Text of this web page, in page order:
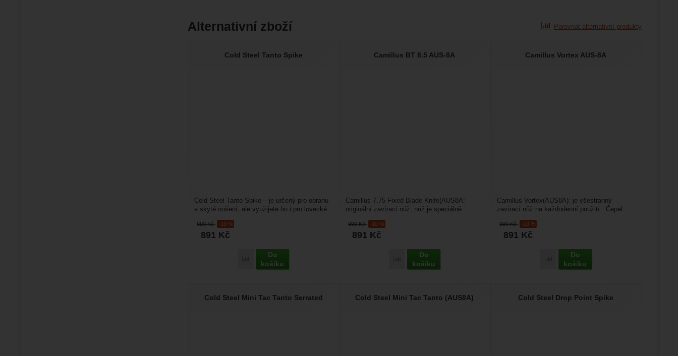
Alternativní zboží Porovnat alternativní produkty
Cold Steel Tanto Spike
990Kč -10 %
891 Kč
Porovnat
Do
košíku
Cold Steel Tanto Spike – je určený pro obranu
a skyté nošení, ale využijete ho i pro lovecké
Camillus BT 8.5 AUS-8A
990Kč -10 %
891 Kč
Porovnat
Do
košíku
Camillus 7.75 Fixed Blade Knife(AUS8A:
originální zavírací nůž, nůž je speciálně
Camillus Vortex AUS-8A
990Kč -10 %
891 Kč
Porovnat
Do
košíku
Camillus Vortex(AUS8A): je všestranný
zavírací nůž na každodenní použití. Čepel
Cold Steel Mini Tac Tanto Serrated Cold Steel Mini Tac Tanto (AUS8A) Cold Steel Drop Point Spike